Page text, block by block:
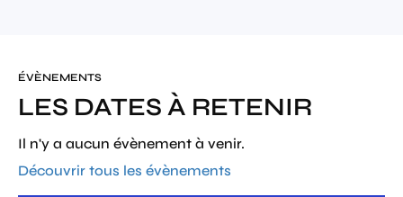
ÉVÈNEMENTS
LES DATES À RETENIR
Il n'y a aucun évènement à venir.
Découvrir tous les évènements